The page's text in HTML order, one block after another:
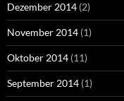
Dezember 2014 (2)
November 2014 (1)
Oktober 2014 (11)
September 2014 (1)